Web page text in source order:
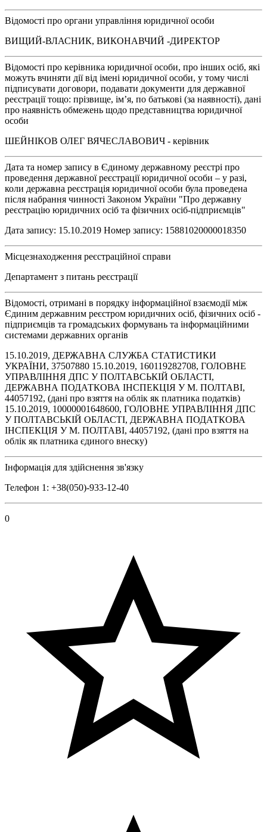
Відомості про органи управління юридичної особи
ВИЩИЙ-ВЛАСНИК, ВИКОНАВЧИЙ -ДИРЕКТОР
Відомості про керівника юридичної особи, про інших осіб, які
можуть вчиняти дії від імені юридичної особи, у тому числі
підписувати договори, подавати документи для державної
реєстрації тощо: прізвище, ім’я, по батькові (за наявності), дані
про наявність обмежень щодо представництва юридичної
особи
ШЕЙНІКОВ ОЛЕГ ВЯЧЕСЛАВОВИЧ - керівник
Дата та номер запису в Єдиному державному реєстрі про
проведення державної реєстрації юридичної особи – у разі,
коли державна реєстрація юридичної особи була проведена
після набрання чинності Законом України "Про державну
реєстрацію юридичних осіб та фізичних осіб-підприємців"
Дата запису: 15.10.2019 Номер запису: 15881020000018350
Місцезнаходження реєстраційної справи
Департамент з питань реєстрації
Відомості, отримані в порядку інформаційної взаємодії між
Єдиним державним реєстром юридичних осіб, фізичних осіб -
підприємців та громадських формувань та інформаційними
системами державних органів
15.10.2019, ДЕРЖАВНА СЛУЖБА СТАТИСТИКИ
УКРАЇНИ, 37507880 15.10.2019, 160119282708, ГОЛОВНЕ
УПРАВЛІННЯ ДПС У ПОЛТАВСЬКІЙ ОБЛАСТІ,
ДЕРЖАВНА ПОДАТКОВА ІНСПЕКЦІЯ У М. ПОЛТАВІ,
44057192, (дані про взяття на облік як платника податків)
15.10.2019, 10000001648600, ГОЛОВНЕ УПРАВЛІННЯ ДПС
У ПОЛТАВСЬКІЙ ОБЛАСТІ, ДЕРЖАВНА ПОДАТКОВА
ІНСПЕКЦІЯ У М. ПОЛТАВІ, 44057192, (дані про взяття на
облік як платника єдиного внеску)
Інформація для здійснення зв'язку
Телефон 1: +38(050)-933-12-40
0